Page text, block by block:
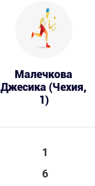
Малечкова
Джесика (Чехия,
1)
1
6